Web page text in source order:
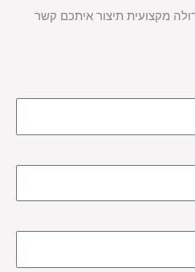
מקצועית תיצור איתכם קשר